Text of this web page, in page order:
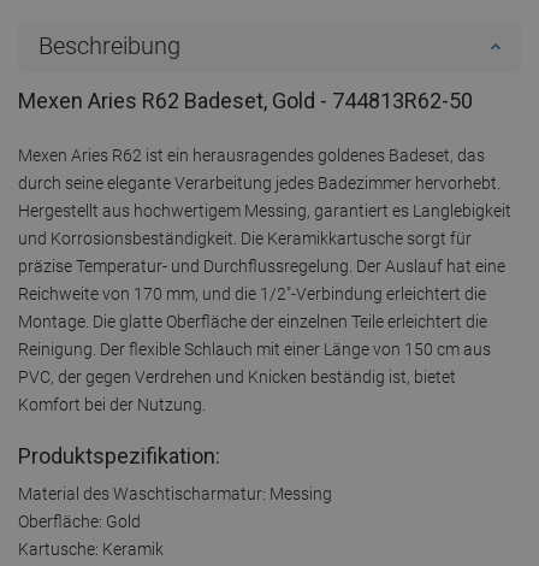
Beschreibung
Mexen Aries R62 Badeset, Gold - 744813R62-50
Mexen Aries R62 ist ein herausragendes goldenes Badeset, das
durch seine elegante Verarbeitung jedes Badezimmer hervorhebt.
Hergestellt aus hochwertigem Messing, garantiert es Langlebigkeit
und Korrosionsbeständigkeit. Die Keramikkartusche sorgt für
präzise Temperatur- und Durchflussregelung. Der Auslauf hat eine
Reichweite von 170 mm, und die 1/2"-Verbindung erleichtert die
Montage. Die glatte Oberfläche der einzelnen Teile erleichtert die
Reinigung. Der flexible Schlauch mit einer Länge von 150 cm aus
PVC, der gegen Verdrehen und Knicken beständig ist, bietet
Komfort bei der Nutzung.
Produktspezifikation:
Material des Waschtischarmatur: Messing
Oberfläche: Gold
Kartusche: Keramik